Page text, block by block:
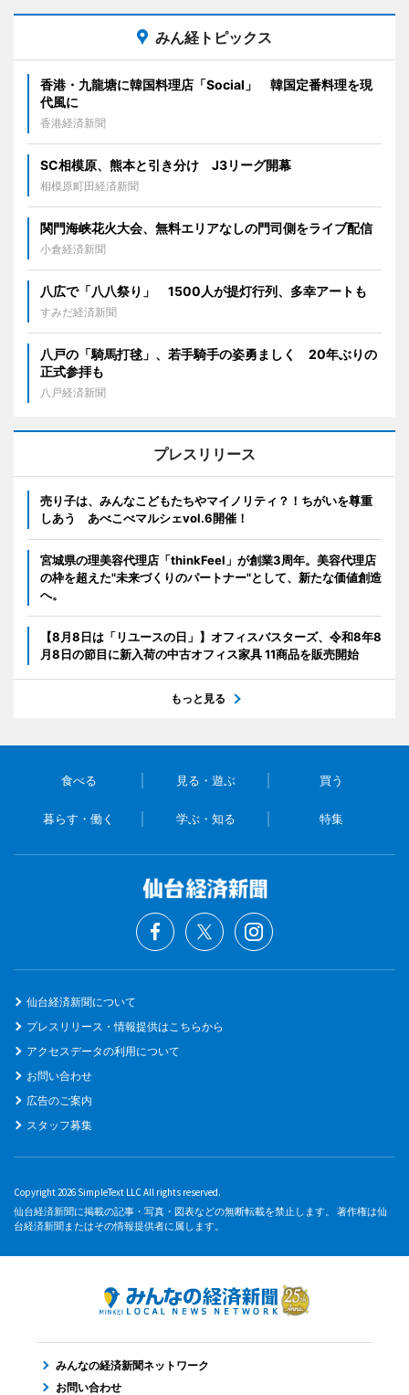
みん経トピックス
香港・九龍塘に韓国料理店「Social」 韓国定番料理を現
代風に
香港経済新聞
SC相模原、熊本と引き分け J3リーグ開幕
相模原町田経済新聞
関門海峡花火大会、無料エリアなしの門司側をライブ配信
小倉経済新聞
八広で「八八祭り」 1500人が提灯行列、多幸アートも
すみだ経済新聞
八戸の「騎馬打毬」、若手騎手の姿勇ましく 20年ぶりの
正式参拝も
八戸経済新聞
プレスリリース
売り子は、みんなこどもたちやマイノリティ？！ちがいを尊重
しあう あべこべマルシェvol.6開催！
宮城県の理美容代理店「thinkFeel」が創業3周年。美容代理店
の枠を超えた"未来づくりのパートナー"として、新たな価値創造
へ。
【8月8日は「リユースの日」】オフィスバスターズ、令和8年8
月8日の節目に新入荷の中古オフィス家具 11商品を販売開始
もっと見る
食べる 見る・遊ぶ 買う
暮らす・働く 学ぶ・知る 特集
仙台経済新聞について
プレスリリース・情報提供はこちらから
アクセスデータの利用について
お問い合わせ
広告のご案内
スタッフ募集
Copyright 2026 SimpleText LLC All rights reserved.
仙台経済新聞に掲載の記事・写真・図表などの無断転載を禁止します。 著作権は仙
台経済新聞またはその情報提供者に属します。
みんなの経済新聞ネットワーク
お問い合わせ